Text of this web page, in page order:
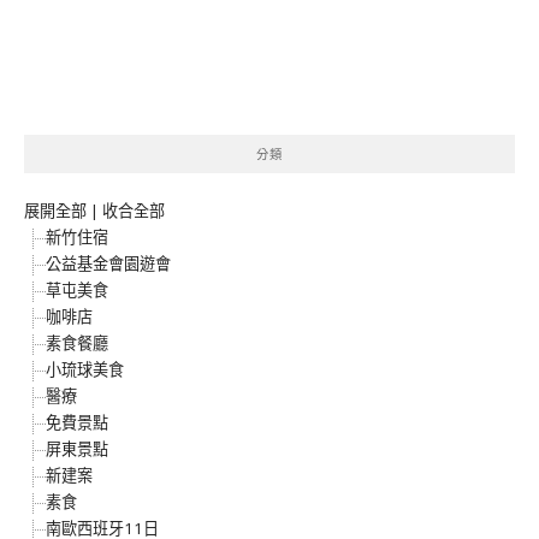
分類
展開全部 | 收合全部
新竹住宿
公益基金會園遊會
草屯美食
咖啡店
素食餐廳
小琉球美食
醫療
免費景點
屏東景點
新建案
素食
南歐西班牙11日